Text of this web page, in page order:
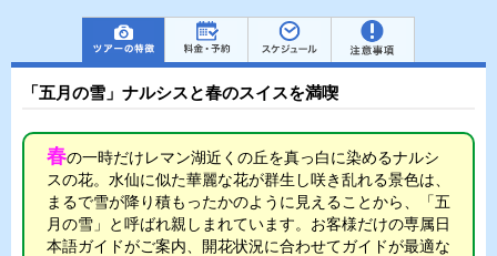
「五月の雪」ナルシスと春のスイスを満喫
春の一時だけレマン湖近くの丘を真っ白に染めるナルシ
スの花。水仙に似た華麗な花が群生し咲き乱れる景色は、
まるで雪が降り積もったかのように見えることから、「五
月の雪」と呼ばれ親しまれています。お客様だけの専属日
本語ガイドがご案内、開花状況に合わせてガイドが最適な